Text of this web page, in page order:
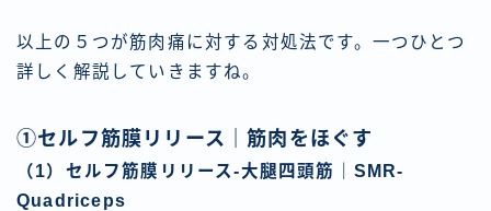
以上の５つが筋肉痛に対する対処法です。一つひとつ
詳しく解説していきますね。
①セルフ筋膜リリース｜筋肉をほぐす
（1）セルフ筋膜リリース-大腿四頭筋｜SMR-
Quadriceps